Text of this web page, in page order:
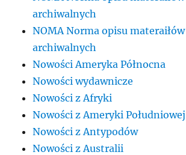
archiwalnych
NOMA Norma opisu materaiłów
archiwalnych
Nowości Ameryka Północna
Nowości wydawnicze
Nowości z Afryki
Nowości z Ameryki Południowej
Nowości z Antypodów
Nowości z Australii